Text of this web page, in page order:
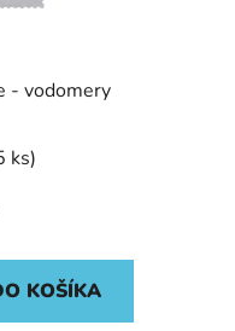
- vodomery
ks)
KOŠÍKA